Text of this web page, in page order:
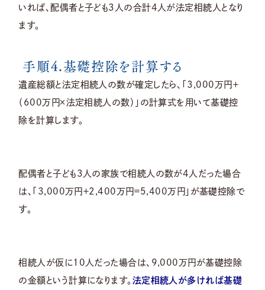
いれば、配偶者と子ども3人の合計4人が法定相続人となり
ます。
手順4.基礎控除を計算する
遺産総額と法定相続人の数が確定したら、「3,000万円＋
（600万円×法定相続人の数）」の計算式を用いて基礎控
除を計算します。
配偶者と子ども3人の家族で相続人の数が4人だった場合
は、「3,000万円＋2,400万円＝5,400万円」が基礎控除で
す。
相続人が仮に10人だった場合は、9,000万円が基礎控除
の金額という計算になります。 法定相続人が多ければ基礎